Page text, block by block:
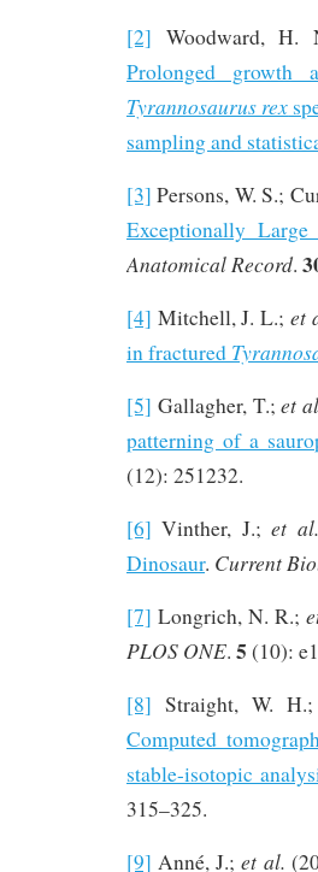
[2] Woodward,
Prolonged growth
Tyrannosaurus rex
sampling and
[3] Persons, W. S.;
Exceptionally
Anatomical Record.
[4] Mitchell, J. L.; et
in fractured
[5] Gallagher, T.;et
patterning of a
(12): 251232.
[6] Vinther, J.;et al.
Dinosaur. Current
[7] Longrich, N. R.;
PLOS ONE. 5 (10):
[8] Straight, W.
Computed
stable-isotopic
315–325.
[9] Anné, J.;et al.